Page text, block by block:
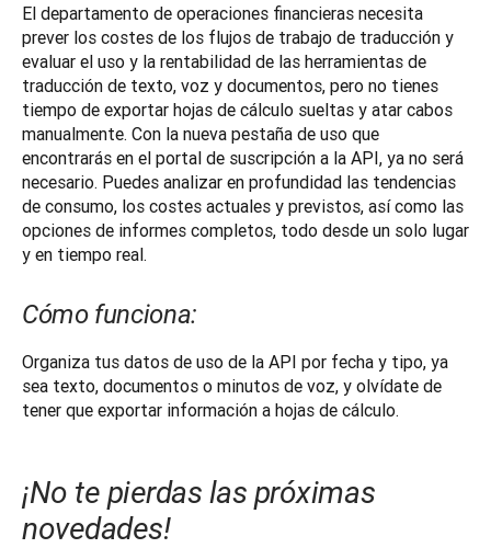
El departamento de operaciones financieras necesita
prever los costes de los flujos de trabajo de traducción y
evaluar el uso y la rentabilidad de las herramientas de
traducción de texto, voz y documentos, pero no tienes
tiempo de exportar hojas de cálculo sueltas y atar cabos
manualmente. Con la nueva pestaña de uso que
encontrarás en el portal de suscripción a la API, ya no será
necesario. Puedes analizar en profundidad las tendencias
de consumo, los costes actuales y previstos, así como las
opciones de informes completos, todo desde un solo lugar
y en tiempo real.
Cómo funciona:
Organiza tus datos de uso de la API por fecha y tipo, ya
sea texto, documentos o minutos de voz, y olvídate de
tener que exportar información a hojas de cálculo.
¡No te pierdas las próximas
novedades!